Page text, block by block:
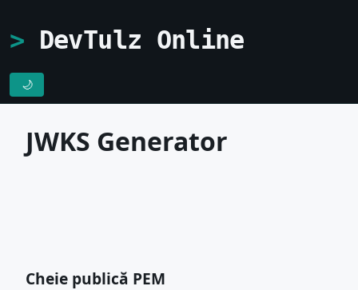
DevTulz Online
🌙
JWKS Generator
Cheie publică PEM